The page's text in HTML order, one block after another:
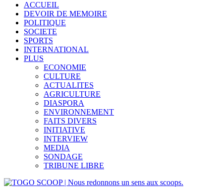
ACCUEIL
DEVOIR DE MEMOIRE
POLITIQUE
SOCIETE
SPORTS
INTERNATIONAL
PLUS
ECONOMIE
CULTURE
ACTUALITES
AGRICULTURE
DIASPORA
ENVIRONNEMENT
FAITS DIVERS
INITIATIVE
INTERVIEW
MEDIA
SONDAGE
TRIBUNE LIBRE